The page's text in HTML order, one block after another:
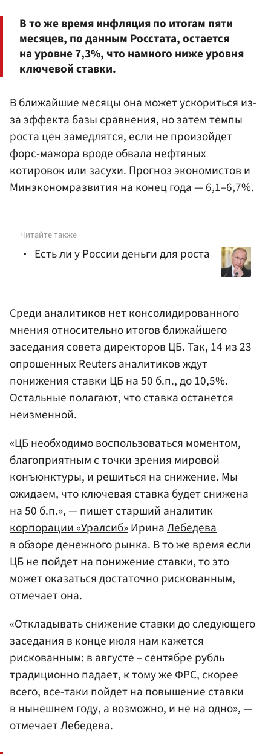
В то же время инфляция по итогам пяти
месяцев, по данным Росстата, остается
на уровне 7,3%, что намного ниже уровня
ключевой ставки.
В ближайшие месяцы она может ускориться из-
за эффекта базы сравнения, но затем темпы
роста цен замедлятся, если не произойдет
форс-мажора вроде обвала нефтяных
котировок или засухи. Прогноз экономистов и
Минэкономразвитияна конец года — 6,1–6,7%.
Читайте также
Есть ли у России деньги для роста
Среди аналитиков нет консолидированного
мнения относительно итогов ближайшего
заседания совета директоров ЦБ. Так, 14 из 23
опрошенных Reuters аналитиков ждут
понижения ставки ЦБ на 50 б.п., до 10,5%.
Остальные полагают, что ставка останется
неизменной.
«ЦБ необходимо воспользоваться моментом,
благоприятным с точки зрения мировой
конъюнктуры, и решиться на снижение. Мы
ожидаем, что ключевая ставка будет снижена
на 50 б.п.», — пишет старший аналитик
корпорации «Уралсиб»ИринаЛебедева
в обзоре денежного рынка. В то же время если
ЦБ не пойдет на понижение ставки, то это
может оказаться достаточно рискованным,
отмечает она.
«Откладывать снижение ставки до следующего
заседания в конце июля нам кажется
рискованным: в августе – сентябре рубль
традиционно падает, к тому же ФРС, скорее
всего, все-таки пойдет на повышение ставки
в нынешнем году, а возможно, и не на одно», —
отмечает Лебедева.